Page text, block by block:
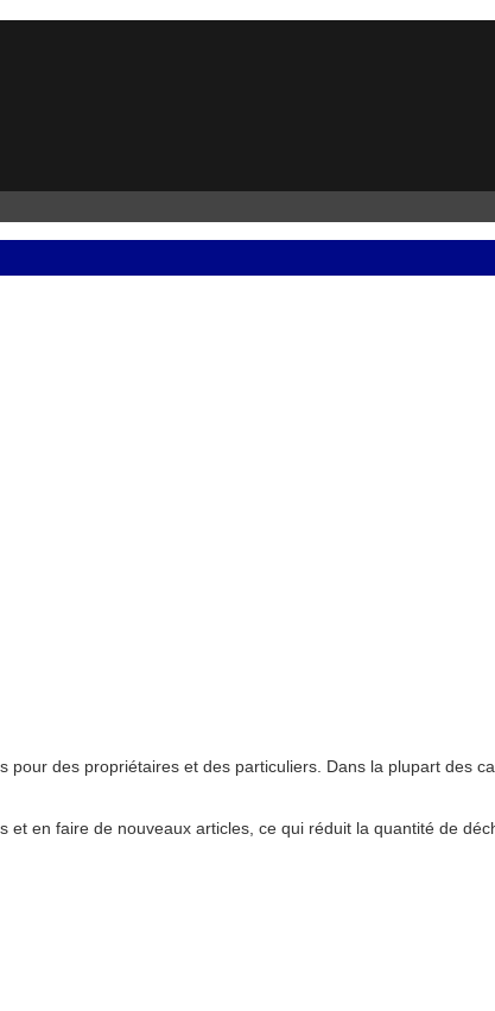
des propriétaires et des particuliers. Dans la plupart des
en faire de nouveaux articles, ce qui réduit la quantité de